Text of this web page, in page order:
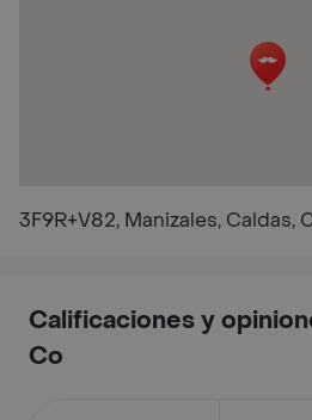
3F9R+V82, Manizales, Caldas,
Calificaciones y
Co